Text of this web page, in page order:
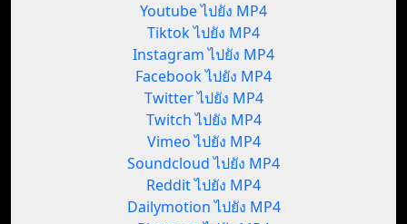
Youtube ไปยัง MP4
Tiktok ไปยัง MP4
Instagram ไปยัง MP4
Facebook ไปยัง MP4
Twitter ไปยัง MP4
Twitch ไปยัง MP4
Vimeo ไปยัง MP4
Soundcloud ไปยัง MP4
Reddit ไปยัง MP4
Dailymotion ไปยัง MP4